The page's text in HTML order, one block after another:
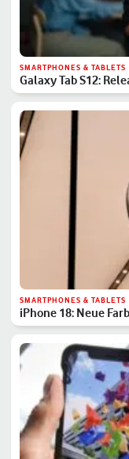
SMARTPHONES & TABLETS
Galaxy Tab S12:
SMARTPHONES & TABLETS
iPhone 18: Neue